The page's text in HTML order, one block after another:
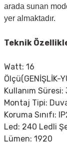
arada sunan
yer almaktadır.
Teknik
Watt: 16
Ölçü(GENİŞLİK-
Kullanım
Montaj Tipi:
Koruma Sınıfı:
Led: 240 Ledli
Lümen: 1920